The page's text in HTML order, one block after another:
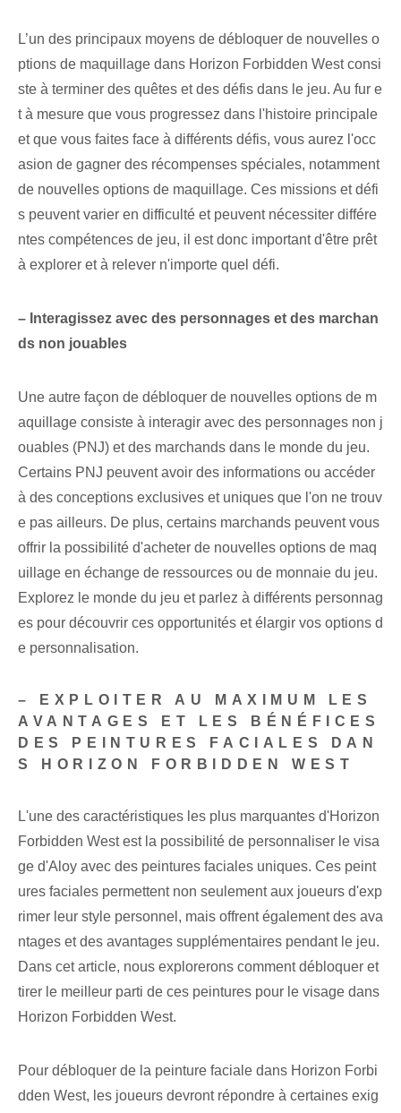
L’un des principaux moyens de débloquer de nouvelles o
ptions de maquillage dans Horizon Forbidden West consi
ste à terminer des quêtes et des défis dans le jeu. Au fur e
t à mesure que vous progressez dans l'histoire principale
et que vous faites face à différents défis, vous aurez l'occ
asion de gagner des récompenses spéciales, notamment
de nouvelles options de maquillage. Ces missions et défi
s ‌peuvent varier​ en difficulté‍ et peuvent nécessiter différe
ntes compétences de jeu, il est donc important d'être prêt
à explorer et⁢ à relever n'importe quel⁣ défi.
– Interagissez avec des personnages et des marchan
ds non jouables
Une autre façon de débloquer de nouvelles options de m
aquillage consiste à interagir avec des personnages non j
ouables (PNJ) et des marchands dans le monde du jeu.
Certains PNJ peuvent avoir des informations ou accéder
à des conceptions exclusives et uniques que l'on ne trouv
e pas ailleurs. De plus, certains marchands peuvent vous
offrir la possibilité d'acheter de nouvelles options de maq
uillage en échange de ressources ou de monnaie du jeu.
Explorez le monde du jeu et parlez à différents personnag
es pour découvrir ces opportunités et élargir vos options d
e personnalisation.
– EXPLOITER AU MAXIMUM LES
AVANTAGES ET LES BÉNÉFICES
DES PEINTURES FACIALES DAN
S HORIZON FORBIDDEN WEST
L'une des caractéristiques les plus marquantes d'Horizon
Forbidden West est la possibilité de personnaliser le visa
ge d'Aloy avec des peintures faciales uniques. Ces peint
ures faciales permettent non seulement aux joueurs d'exp
rimer leur style personnel, mais offrent également des ava
ntages et des avantages supplémentaires pendant le jeu.
Dans cet article, nous explorerons comment débloquer et
tirer le meilleur parti de ces peintures pour le visage dans
Horizon Forbidden​ West.
Pour débloquer de la peinture faciale dans Horizon Forbi
dden West, les joueurs devront répondre à certaines exig